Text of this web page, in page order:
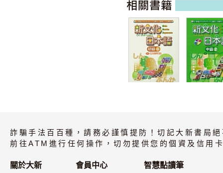
詐騙手法百百種，請務必謹慎提防！切記大新書局
前往ATM進行任何操作，切勿提供您的個資及信用
關於大新 會員中心 智慧點讀筆